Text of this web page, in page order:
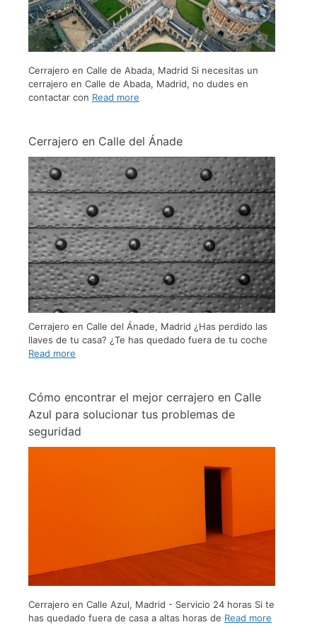
Cerrajero en Calle de Abada, Madrid Si necesitas un
cerrajero en Calle de Abada, Madrid, no dudes en
contactar con Read more
Cerrajero en Calle del Ánade
Cerrajero en Calle del Ánade, Madrid ¿Has perdido las
llaves de tu casa? ¿Te has quedado fuera de tu coche
Read more
Cómo encontrar el mejor cerrajero en Calle
Azul para solucionar tus problemas de
seguridad
Cerrajero en Calle Azul, Madrid - Servicio 24 horas Si te
has quedado fuera de casa a altas horas de Read more